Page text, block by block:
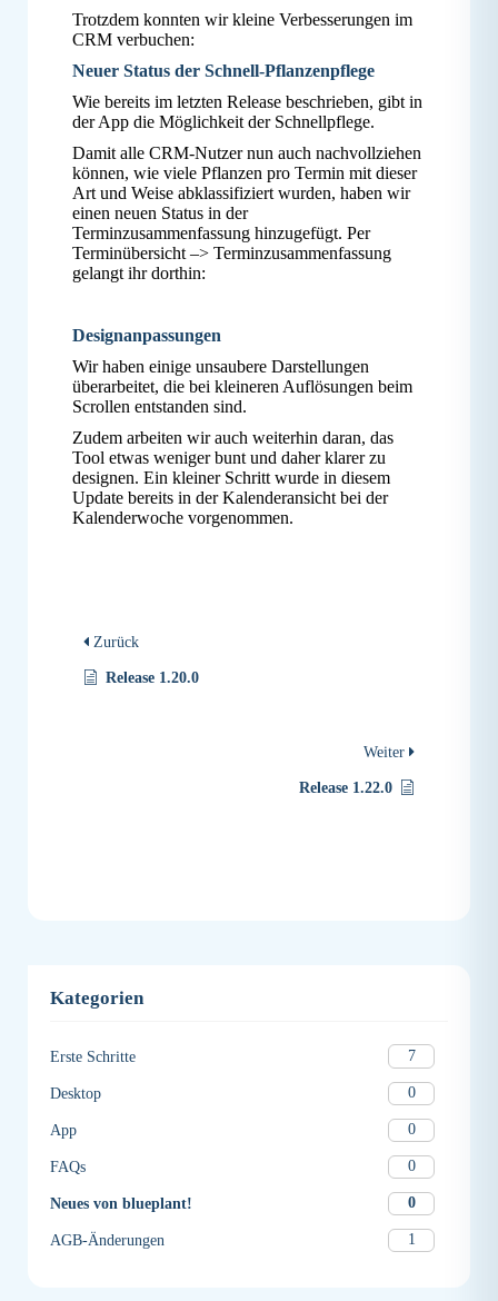
Kategorien
Erste Schritte 7
Desktop 0
App 0
FAQs 0
Neues von blueplant! 0
AGB-Änderungen 1
Trotzdem konnten wir kleine Verbesserungen im
CRM verbuchen:
Neuer Status der Schnell-Pflanzenpflege
Wie bereits im letzten Release beschrieben, gibt in
der App die Möglichkeit der Schnellpflege.
Damit alle CRM-Nutzer nun auch nachvollziehen
können, wie viele Pflanzen pro Termin mit dieser
Art und Weise abklassifiziert wurden, haben wir
einen neuen Status in der
Terminzusammenfassung hinzugefügt. Per
Terminübersicht –> Terminzusammenfassung
gelangt ihr dorthin:
Designanpassungen
Wir haben einige unsaubere Darstellungen
überarbeitet, die bei kleineren Auflösungen beim
Scrollen entstanden sind.
Zudem arbeiten wir auch weiterhin daran, das
Tool etwas weniger bunt und daher klarer zu
designen. Ein kleiner Schritt wurde in diesem
Update bereits in der Kalenderansicht bei der
Kalenderwoche vorgenommen.
Zurück
Release 1.20.0
Weiter
Release 1.22.0